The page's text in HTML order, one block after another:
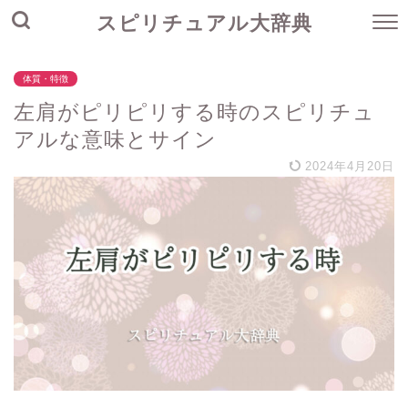
スピリチュアル大辞典
体質・特徴
左肩がピリピリする時のスピリチュ
アルな意味とサイン
2024年4月20日